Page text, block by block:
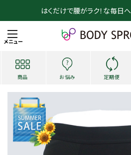
はくだけで腰がラク！な毎日へ
メニュー
商品 お悩み 定期便